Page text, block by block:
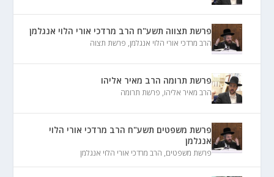
פרשת תצווה תשע"ח הרב מרדכי אורי הלוי אנגלמן
הרב מרדכי אורי הלוי אנגלמן, פרשת תצוה
פרשת תרומה הרב מאיר אליהו
הרב מאיר אליהו, פרשת תרומה
פרשת משפטים תשע"ח הרב מרדכי אורי הלוי
אנגלמן
פרשת משפטים, הרב מרדכי אורי הלוי אנגלמן